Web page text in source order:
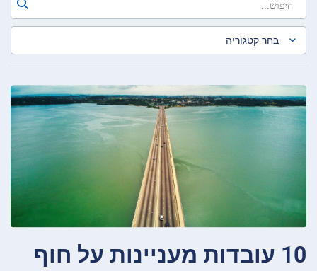
10 עובדות מעניינות על חוף